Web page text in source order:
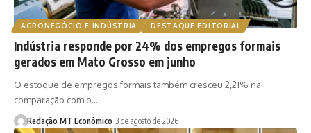
AGRONEGÓCIO E INDÚSTRIA DESTAQUE EDITORIAL
Indústria responde por 24% dos empregos formais
gerados em Mato Grosso em junho
O estoque de empregos formais também cresceu 2,21% na
comparação com o…
Redação MT Econômico 3 de agosto de 2026